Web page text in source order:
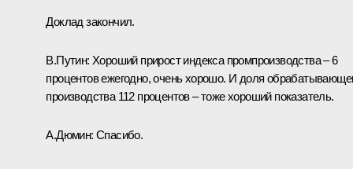
Доклад закончил.
В.Путин: Хороший прирост индекса промпроизводства – 6
процентов ежегодно, очень хорошо. И доля
производства 112 процентов – тоже хороший показатель.
А.Дюмин: Спасибо.